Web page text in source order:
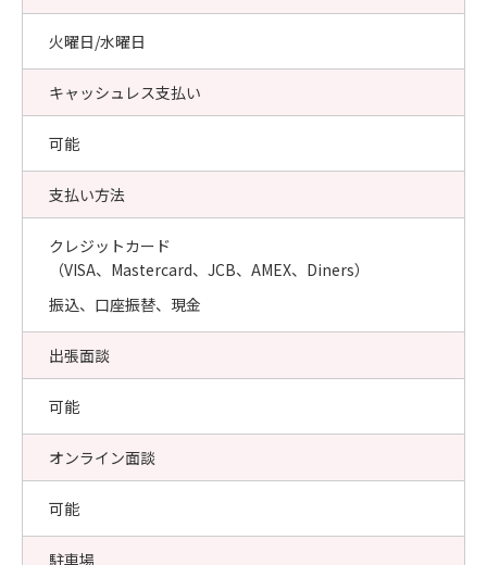
火曜日/水曜日
キャッシュレス支払い
可能
支払い方法
クレジットカード
（VISA、Mastercard、JCB、AMEX、Diners）
振込、口座振替、現金
出張面談
可能
オンライン面談
可能
駐車場